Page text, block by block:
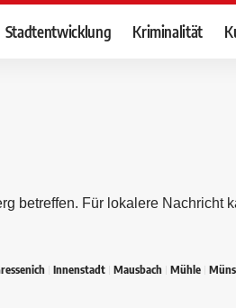
Stadtentwicklung Kriminalität
betreffen. Für lokalere Nachricht
Innenstadt Mausbach Mühle